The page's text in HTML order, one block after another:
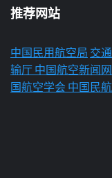
推荐网站
中国民用航空局 交
输厅 中国航空新闻网
国航空学会 中国民